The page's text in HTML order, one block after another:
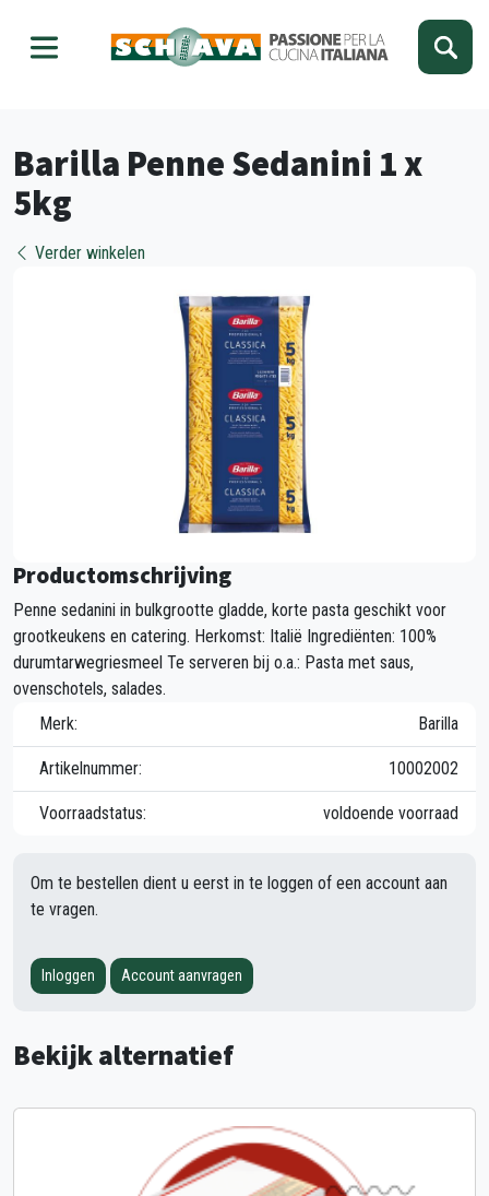
Barilla Penne Sedanini 1 x
5kg
Verder winkelen
Productomschrijving
Penne sedanini in bulkgrootte gladde, korte pasta geschikt voor
grootkeukens en catering. Herkomst: Italië Ingrediënten: 100%
durumtarwegriesmeel Te serveren bij o.a.: Pasta met saus,
ovenschotels, salades.
Merk:
Barilla
Artikelnummer: 10002002
Voorraadstatus: voldoende voorraad
Om te bestellen dient u eerst in te loggen of een account aan
te vragen.
Inloggen Account aanvragen
Bekijk alternatief